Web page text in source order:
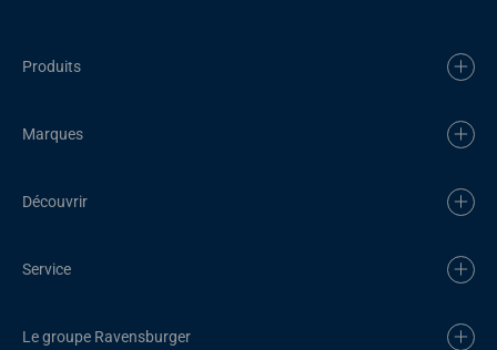
Produits
Marques
Découvrir
Service
Le groupe Ravensburger